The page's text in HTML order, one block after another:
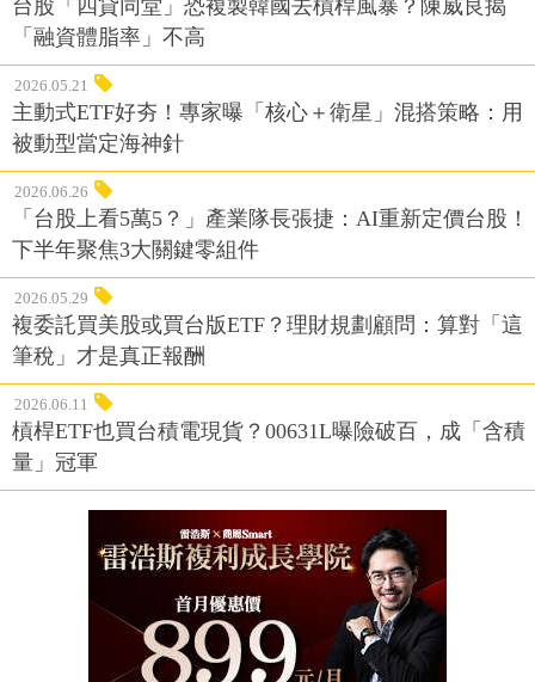
台股「四貸同堂」恐複製韓國去槓桿風暴？陳威良揭
「融資體脂率」不高
2026.05.21
主動式ETF好夯！專家曝「核心＋衛星」混搭策略：用
被動型當定海神針
2026.06.26
「台股上看5萬5？」產業隊長張捷：AI重新定價台股！
下半年聚焦3大關鍵零組件
2026.05.29
複委託買美股或買台版ETF？理財規劃顧問：算對「這
筆稅」才是真正報酬
2026.06.11
槓桿ETF也買台積電現貨？00631L曝險破百，成「含積
量」冠軍